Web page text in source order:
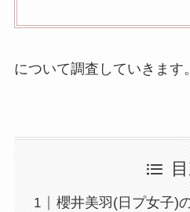
について調査していきます。
櫻井美羽(日プ女子)